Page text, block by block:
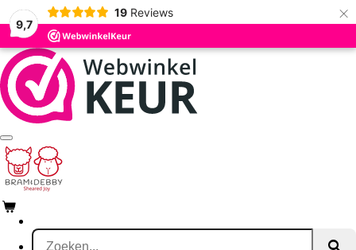
9,7
19 Reviews ×
Ga
direct
naar
de
hoofdinhoud